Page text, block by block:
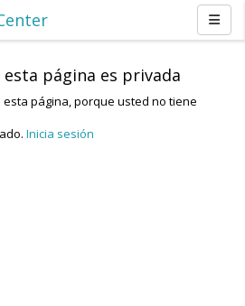
página es privada
página, porque usted no tiene
Inicia sesión